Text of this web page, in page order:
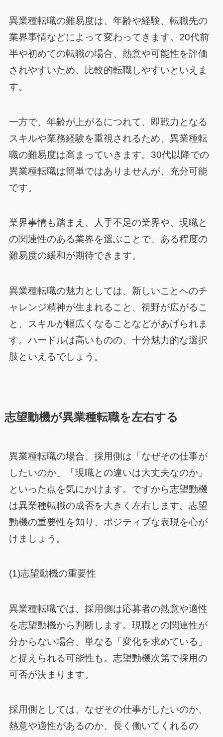
異業種転職の難易度は、年齢や経験、転職先の
業界事情などによって変わってきます。20代前
半や初めての転職の場合、熱意や可能性を評価
されやすいため、比較的転職しやすいといえま
す。
一方で、年齢が上がるにつれて、即戦力となる
スキルや業務経験を重視されるため、異業種転
職の難易度は高まっていきます。30代以降での
異業種転職は簡単ではありませんが、充分可能
です。
業界事情も踏まえ、人手不足の業界や、現職と
の関連性のある業界を選ぶことで、ある程度の
難易度の緩和が期待できます。
異業種転職の魅力としては、新しいことへのチ
ャレンジ精神が生まれること、視野が広がるこ
と、スキルが幅広くなることなどがあげられま
す。ハードルは高いものの、十分魅力的な選択
肢といえるでしょう。
志望動機が異業種転職を左右する
異業種転職の場合、採用側は「なぜその仕事が
したいのか」「現職との違いは大丈夫なのか」
といった点を気にかけます。ですから志望動機
は異業種転職の成否を大きく左右します。志望
動機の重要性を知り、ポジティブな表現を心が
けましょう。
(1)志望動機の重要性
異業種転職では、採用側は応募者の熱意や適性
を志望動機から判断します。現職との関連性が
分からない場合、単なる「変化を求めている」
と捉えられる可能性も。志望動機次第で採用の
可否が決まります。
採用側としては、なぜその仕事がしたいのか、
熱意や適性があるのか、長く働いてくれるの